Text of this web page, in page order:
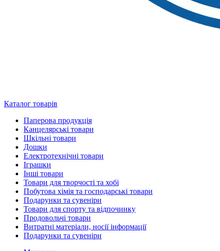
Каталог товарів
Паперова продукція
Канцелярські товари
Шкільні товари
Дошки
Електротехнічні товари
Іграшки
Інші товари
Товари для творчості та хобі
Побутова хімія та господарські товари
Подарунки та сувеніри
Товари для спорту та відпочинку
Продовольчі товари
Витратні матеріали, носії інформації
Подарунки та сувеніри